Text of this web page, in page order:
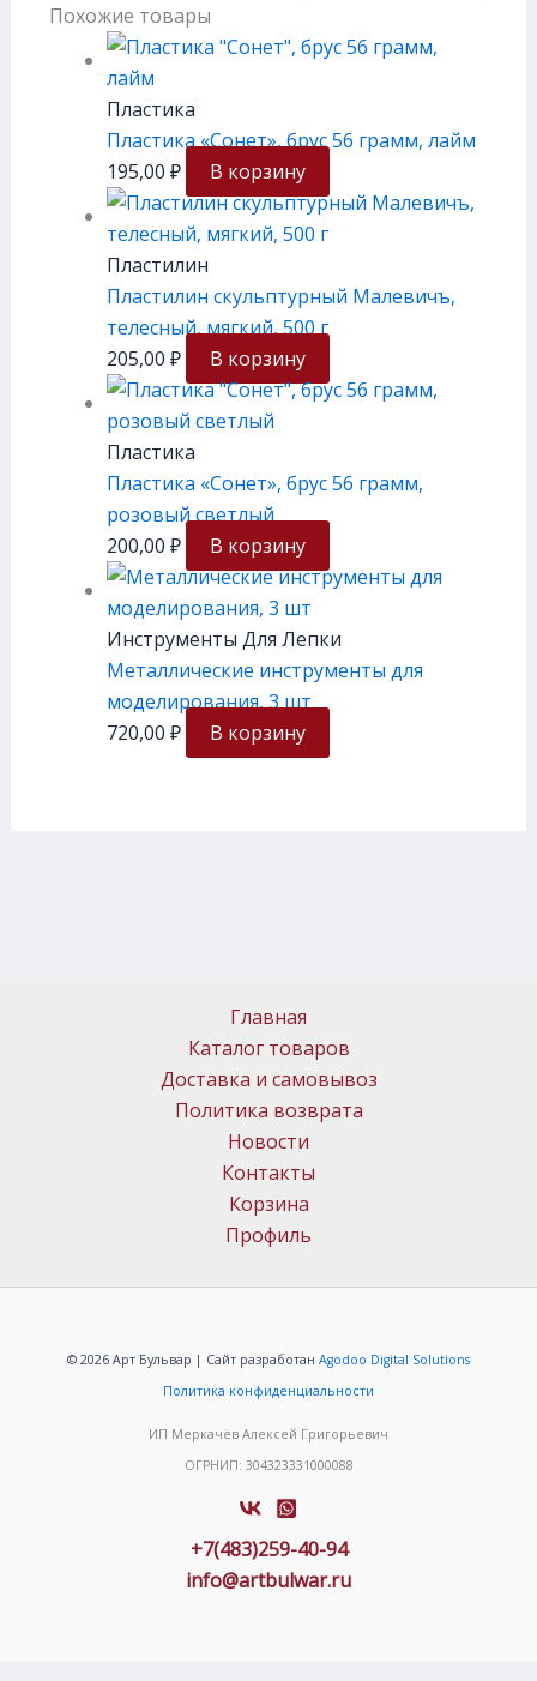
Похожие товары
Пластика
Пластика «Сонет», брус 56 грамм, лайм
195,00 ₽ В корзину
Пластилин
Пластилин скульптурный Малевичъ,
телесный, мягкий, 500 г
205,00 ₽ В корзину
Пластика
Пластика «Сонет», брус 56 грамм,
розовый светлый
200,00 ₽ В корзину
Инструменты Для Лепки
Металлические инструменты для
моделирования, 3 шт
720,00 ₽ В корзину
Главная
Каталог товаров
Доставка и самовывоз
Политика возврата
Новости
Контакты
Корзина
Профиль
© 2026 Арт Бульвар | Сайт разработан Agodoo Digital Solutions
Политика конфиденциальности
ИП Меркачёв Алексей Григорьевич
ОГРНИП: 304323331000088
+7(483)259-40-94
info@artbulwar.ru